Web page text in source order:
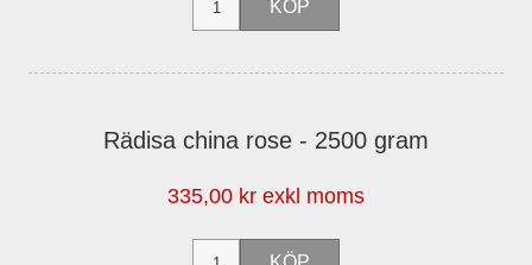
Rädisa china rose - 2500 gram
335,00 kr exkl moms